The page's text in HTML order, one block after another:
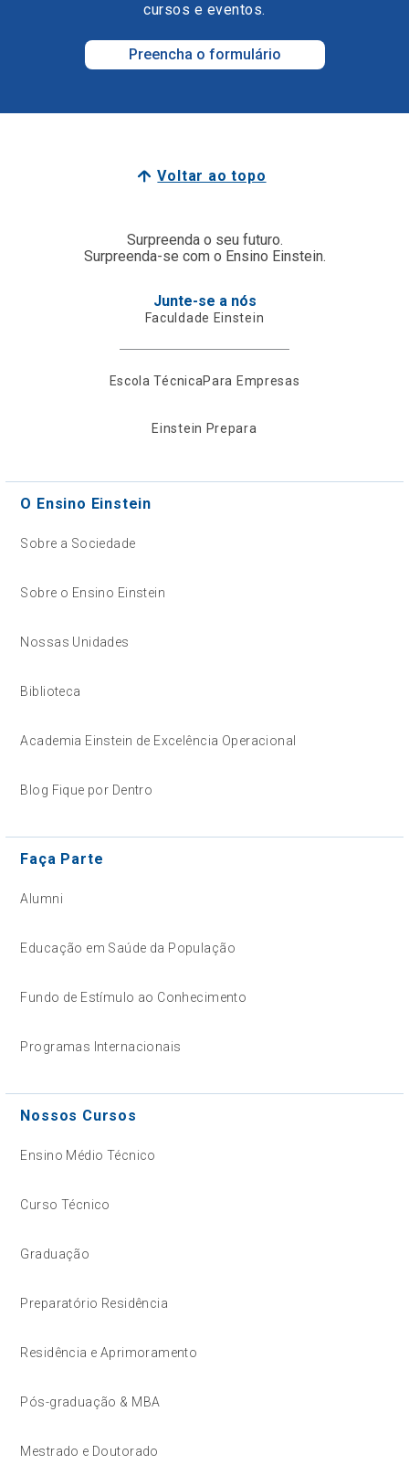
cursos e eventos.
Preencha o formulário
Voltar ao topo
Surpreenda o seu futuro.
Surpreenda-se com o Ensino Einstein.
Junte-se a nós
Faculdade Einstein
Escola TécnicaPara Empresas
Einstein Prepara
O Ensino Einstein
Sobre a Sociedade
Sobre o Ensino Einstein
Nossas Unidades
Biblioteca
Academia Einstein de Excelência Operacional
Blog Fique por Dentro
Faça Parte
Alumni
Educação em Saúde da População
Fundo de Estímulo ao Conhecimento
Programas Internacionais
Nossos Cursos
Ensino Médio Técnico
Curso Técnico
Graduação
Preparatório Residência
Residência e Aprimoramento
Pós-graduação & MBA
Mestrado e Doutorado